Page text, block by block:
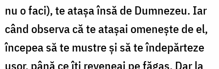
nu o faci), te atașa însă de Dumnezeu. Iar
când observa că te atașai omenește de el,
începea să te mustre și să te îndepărteze
ușor, până ce îți reveneai pe făgaș. Dar la